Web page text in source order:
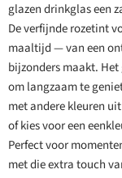
glazen drinkglas een
De verfijnde rozetint
maaltijd — van een
bijzonders maakt.
om langzaam te
met andere kleuren
of kies voor een
Perfect voor
met die extra touch